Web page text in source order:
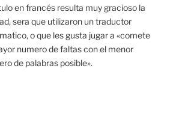
en francés resulta muy gracioso la
sera que utilizaron un traductor
o que les gusta jugar a «comete
numero de faltas con el menor
de palabras posible».